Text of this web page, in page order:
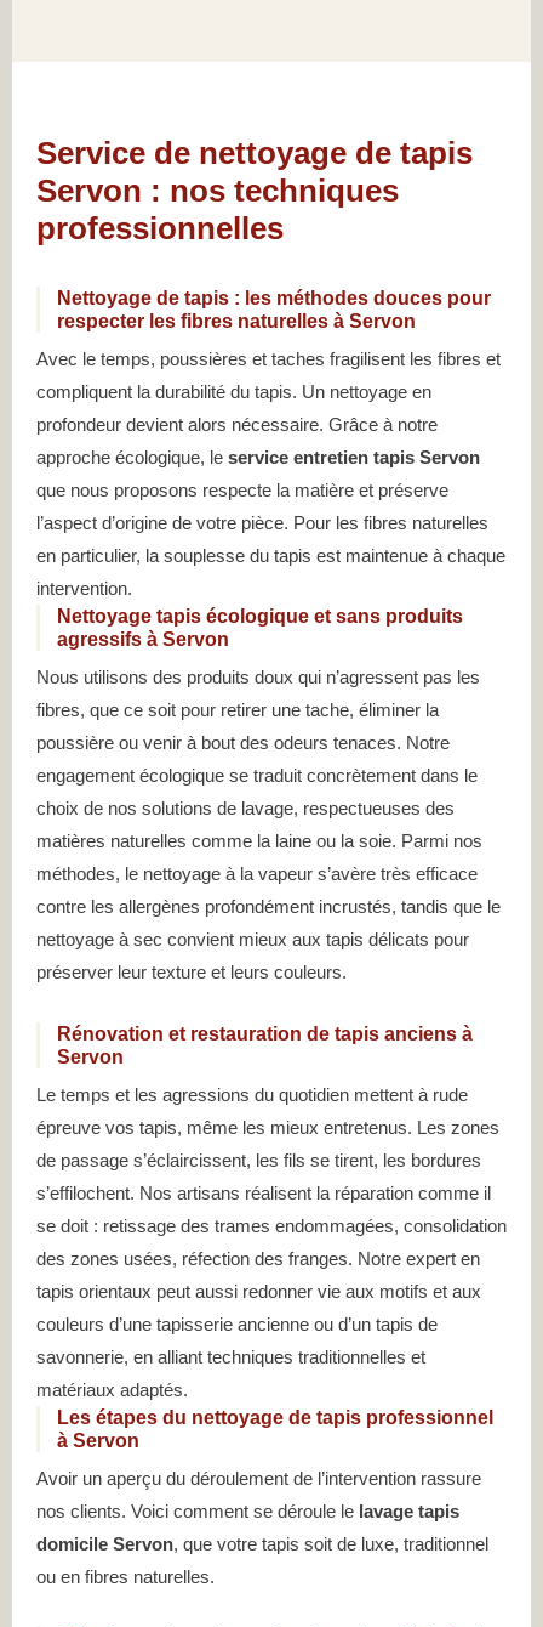
Service de nettoyage de tapis
Servon : nos techniques
professionnelles
Nettoyage de tapis : les méthodes douces pour
respecter les fibres naturelles à Servon
Avec le temps, poussières et taches fragilisent les fibres et
compliquent la durabilité du tapis. Un nettoyage en
profondeur devient alors nécessaire. Grâce à notre
approche écologique, le service entretien tapis Servon
que nous proposons respecte la matière et préserve
l’aspect d’origine de votre pièce. Pour les fibres naturelles
en particulier, la souplesse du tapis est maintenue à chaque
intervention.
Nettoyage tapis écologique et sans produits
agressifs à Servon
Nous utilisons des produits doux qui n’agressent pas les
fibres, que ce soit pour retirer une tache, éliminer la
poussière ou venir à bout des odeurs tenaces. Notre
engagement écologique se traduit concrètement dans le
choix de nos solutions de lavage, respectueuses des
matières naturelles comme la laine ou la soie. Parmi nos
méthodes, le nettoyage à la vapeur s’avère très efficace
contre les allergènes profondément incrustés, tandis que le
nettoyage à sec convient mieux aux tapis délicats pour
préserver leur texture et leurs couleurs.
Rénovation et restauration de tapis anciens à
Servon
Le temps et les agressions du quotidien mettent à rude
épreuve vos tapis, même les mieux entretenus. Les zones
de passage s’éclaircissent, les fils se tirent, les bordures
s’effilochent. Nos artisans réalisent la réparation comme il
se doit : retissage des trames endommagées, consolidation
des zones usées, réfection des franges. Notre expert en
tapis orientaux peut aussi redonner vie aux motifs et aux
couleurs d’une tapisserie ancienne ou d’un tapis de
savonnerie, en alliant techniques traditionnelles et
matériaux adaptés.
Les étapes du nettoyage de tapis professionnel
à Servon
Avoir un aperçu du déroulement de l’intervention rassure
nos clients. Voici comment se déroule le lavage tapis
domicile Servon, que votre tapis soit de luxe, traditionnel
ou en fibres naturelles.